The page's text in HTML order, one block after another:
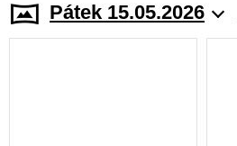
Pátek 15.05.2026